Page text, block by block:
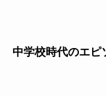
中学校時代のエピ